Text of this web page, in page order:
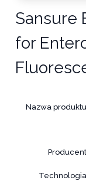
Sansure
for
Nazwa produktu
Producent
Technologia